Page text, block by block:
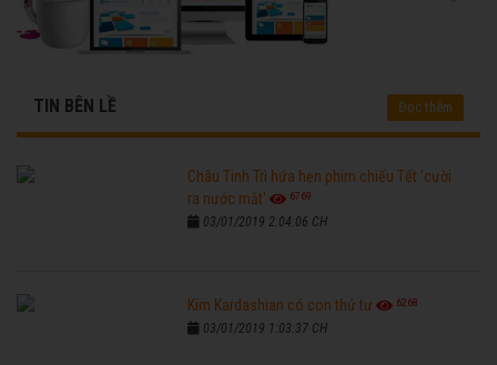
TIN BÊN LỀ Đọc thêm
Châu Tinh Trì hứa hẹn phim chiếu Tết 'cười
ra nước mắt'
6769
03/01/2019 2:04:06 CH
Kim Kardashian có con thứ tư 6268
03/01/2019 1:03:37 CH